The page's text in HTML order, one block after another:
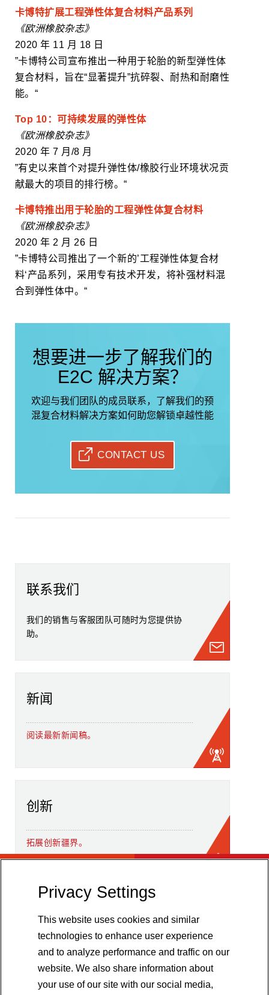
卡博特扩展工程弹性体复合材料产品系列
《欧洲橡胶杂志》
2020 年 11 月 18 日
”卡博特公司宣布推出一种用于轮胎的新型弹性体
复合材料，旨在“显著提升”抗碎裂、耐热和耐磨性
能。“
Top 10：可持续发展的弹性体
《欧洲橡胶杂志》
2020 年 7 月/8 月
”有史以来首个对提升弹性体/橡胶行业环境状况贡
献最大的项目的排行榜。“
卡博特推出用于轮胎的工程弹性体复合材料
《欧洲橡胶杂志》
2020 年 2 月 26 日
”卡博特公司推出了一个新的’工程弹性体复合材
料‘产品系列，采用专有技术开发，将补强材料混
合到弹性体中。“
想要进一步了解我们的
E2C 解决方案？
欢迎与我们团队的成员联系，了解我们的预
混复合材料解决方案如何助您解锁卓越性能
CONTACT US
联系我们
我们的销售与客服团队可随时为您提供协
助。
新闻
阅读最新新闻稿。
创新
拓展创新疆界。
Privacy Settings
This website uses cookies and similar
technologies to enhance user experience
and to analyze performance and traffic on our
website. We also share information about
your use of our site with our social media,